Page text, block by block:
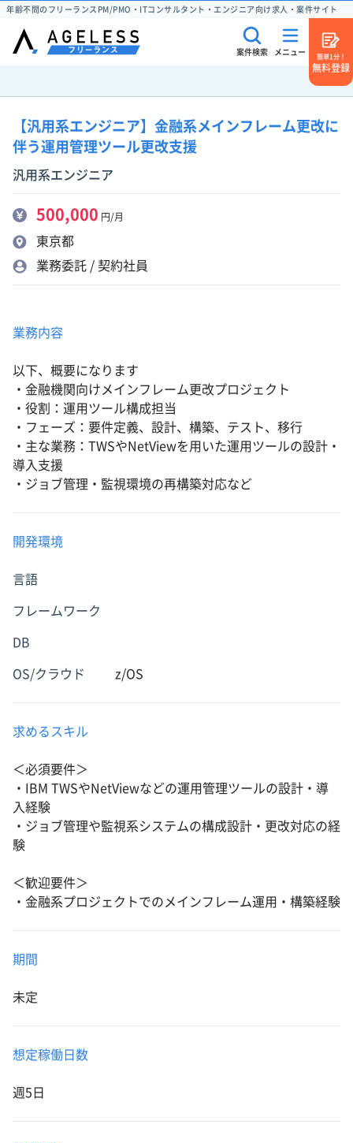
年齢不問のフリーランスPM/PMO・ITコンサルタント・エンジニア向け求人・案件サイト
案件検索 メニュー
簡単1分！
無料登録
【汎用系エンジニア】金融系メインフレーム更改に
伴う運用管理ツール更改支援
汎用系エンジニア
500,000 円/月
東京都
業務委託 / 契約社員
業務内容
以下、概要になります
・金融機関向けメインフレーム更改プロジェクト
・役割：運用ツール構成担当
・フェーズ：要件定義、設計、構築、テスト、移行
・主な業務：TWSやNetViewを用いた運用ツールの設計・
導入支援
・ジョブ管理・監視環境の再構築対応など
開発環境
言語
フレームワーク
DB
OS/クラウド z/OS
求めるスキル
＜必須要件＞
・IBM TWSやNetViewなどの運用管理ツールの設計・導
入経験
・ジョブ管理や監視系システムの構成設計・更改対応の経
験
＜歓迎要件＞
・金融系プロジェクトでのメインフレーム運用・構築経験
期間
未定
想定稼働日数
週5日